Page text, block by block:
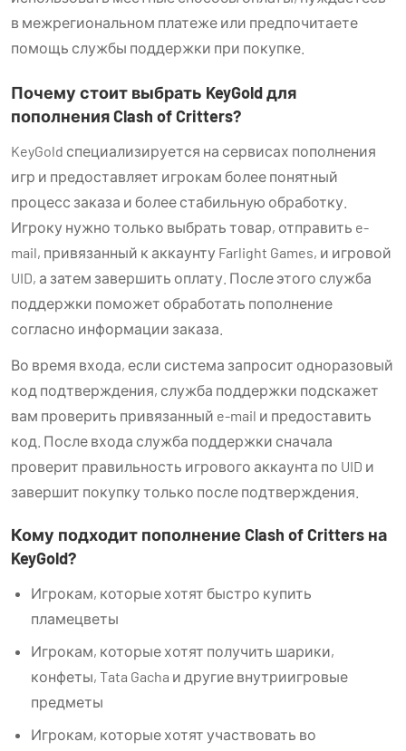
в межрегиональном платеже или предпочитаете
помощь службы поддержки при покупке.
Почему стоит выбрать KeyGold для
пополнения Clash of Critters?
KeyGold специализируется на сервисах пополнения
игр и предоставляет игрокам более понятный
процесс заказа и более стабильную обработку.
Игроку нужно только выбрать товар, отправить e-
mail, привязанный к аккаунту Farlight Games, и игровой
UID, а затем завершить оплату. После этого служба
поддержки поможет обработать пополнение
согласно информации заказа.
Во время входа, если система запросит одноразовый
код подтверждения, служба поддержки подскажет
вам проверить привязанный e-mail и предоставить
код. После входа служба поддержки сначала
проверит правильность игрового аккаунта по UID и
завершит покупку только после подтверждения.
Кому подходит пополнение Clash of Critters на
KeyGold?
Игрокам, которые хотят быстро купить
пламецветы
Игрокам, которые хотят получить шарики,
конфеты, Tata Gacha и другие внутриигровые
предметы
Игрокам, которые хотят участвовать во